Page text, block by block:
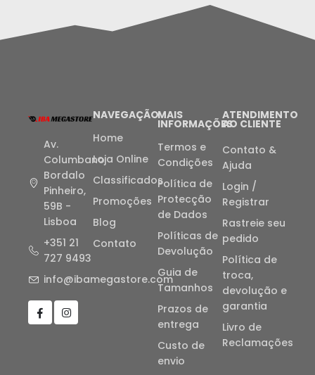
Av.
Columbano
Bordalo
Pinheiro,
59B -
Lisboa
+351 21
727 9493
info@ibamegastore.com
NAVEGAÇÃO
Home
Loja Online
Classificados
Promoções
Blog
Contato
MAIS
INFORMAÇÕES
Termos e
Condições
Política de
Protecção
de Dados
Políticas de
Devolução
Guia de
Tamanhos
Prazos de
entrega
Custo de
envio
ATENDIMENTO
AO CLIENTE
Contato &
Ajuda
Login /
Registrar
Rastreie seu
pedido
Política de
troca,
devolução e
garantia
Livro de
Reclamações